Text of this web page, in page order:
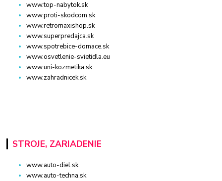
www.top-nabytok.sk
www.proti-skodcom.sk
www.retromaxishop.sk
www.superpredajca.sk
www.spotrebice-domace.sk
www.osvetlenie-svietidla.eu
www.uni-kozmetika.sk
www.zahradnicek.sk
STROJE, ZARIADENIE
www.auto-diel.sk
www.auto-techna.sk